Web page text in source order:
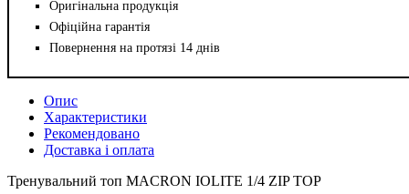
Оригінальна продукція
Офіційна гарантія
Повернення на протязі 14 днів
Опис
Характеристики
Рекомендовано
Доставка і оплата
Тренувальний топ MACRON IOLITE 1/4 ZIP TOP